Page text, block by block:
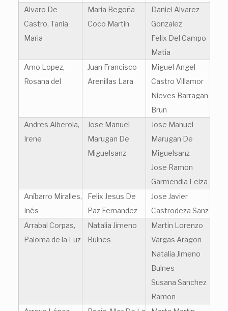
Alvaro De
Castro, Tania
Maria
Maria Begoña
Coco Martin
Daniel Alvarez
Gonzalez
Felix Del Campo
Matia
Amo Lopez,
Rosana del
Juan Francisco
Arenillas Lara
Miguel Angel
Castro Villamor
Nieves Barragan
Brun
Andres Alberola,
Irene
Jose Manuel
Marugan De
Miguelsanz
Jose Manuel
Marugan De
Miguelsanz
Jose Ramon
Garmendia Leiza
Aníbarro Miralles,
Inés
Felix Jesus De
Paz Fernandez
Jose Javier
Castrodeza Sanz
Arrabal Corpas,
Paloma de la Luz
Natalia Jimeno
Bulnes
Martin Lorenzo
Vargas Aragon
Natalia Jimeno
Bulnes
Susana Sanchez
Ramon